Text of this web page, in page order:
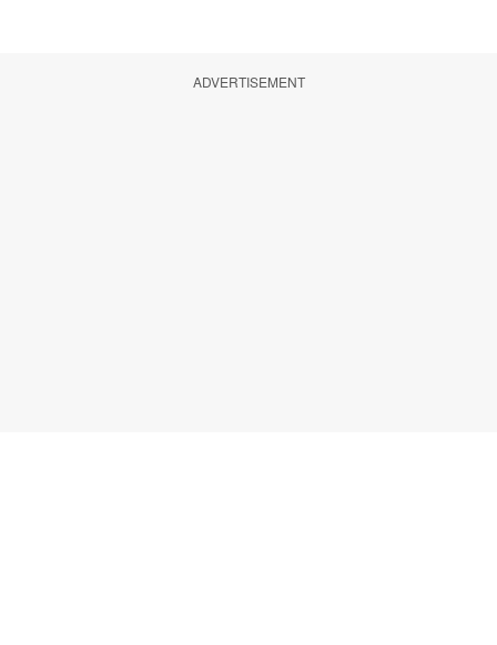
ADVERTISEMENT